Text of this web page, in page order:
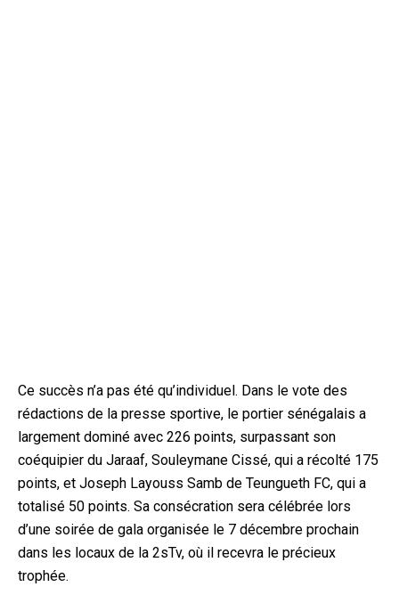
Ce succès n’a pas été qu’individuel. Dans le vote des
rédactions de la presse sportive, le portier sénégalais a
largement dominé avec 226 points, surpassant son
coéquipier du Jaraaf, Souleymane Cissé, qui a récolté 175
points, et Joseph Layouss Samb de Teungueth FC, qui a
totalisé 50 points. Sa consécration sera célébrée lors
d’une soirée de gala organisée le 7 décembre prochain
dans les locaux de la 2sTv, où il recevra le précieux
trophée.